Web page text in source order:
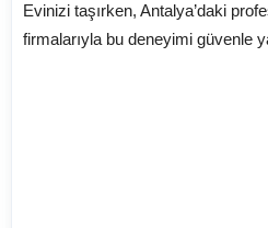
Evinizi taşırken, Antalya’daki
firmalarıyla bu deneyimi güvenle